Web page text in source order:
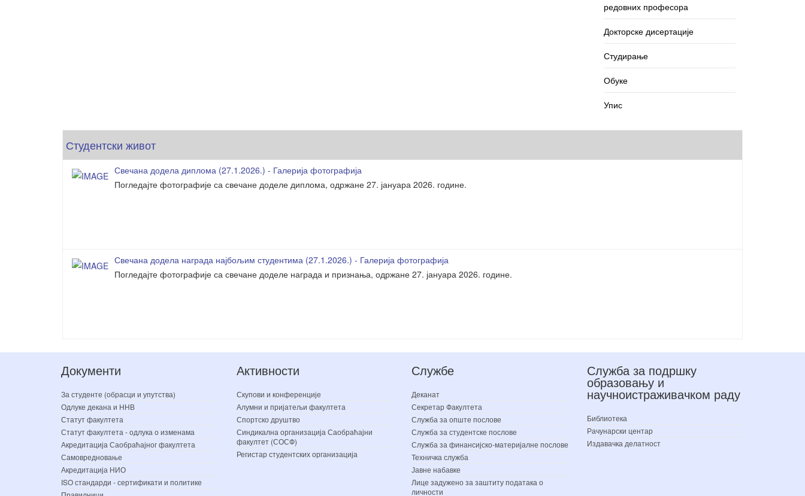
редовних професора
Докторске дисертације
Студирање
Обуке
Упис
Студентски живот
Свечана додела диплома (27.1.2026.) - Галерија фотографија
Погледајте фотографије са свечане доделе диплома, одржане 27. јануара 2026. године.
Свечана додела награда најбољим студентима (27.1.2026.) - Галерија фотографија
Погледајте фотографије са свечане доделе награда и признања, одржане 27. јануара 2026. године.
Документи
За студенте (обрасци и упутства)
Одлуке декана и ННВ
Статут факултета
Статут факултета - одлука о изменама
Акредитација Саобраћајног факултета
Самовредновање
Акредитација НИО
ISO стандарди - сертификати и политике
Активности
Скупови и конференције
Алумни и пријатељи факултета
Спортско друштво
Синдикална организација Саобраћајни
факултет (СОСФ)
Регистар студентских организација
Службе
Деканат
Секретар Факултета
Служба за опште послове
Служба за студентске послове
Служба за финансијско-материјалне послове
Техничка служба
Јавне набавке
Лице задужено за заштиту података о
личности
Служба за подршку
образовању и
научноистраживачком раду
Библиотека
Рачунарски центар
Издавачка делатност